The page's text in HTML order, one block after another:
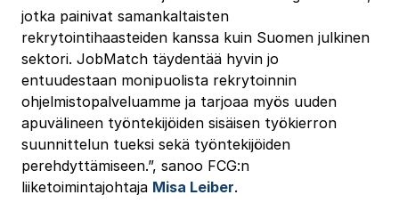
jotka painivat samankaltaisten
rekrytointihaasteiden kanssa kuin Suomen julkinen
sektori. JobMatch täydentää hyvin jo
entuudestaan monipuolista rekrytoinnin
ohjelmistopalveluamme ja tarjoaa myös uuden
apuvälineen työntekijöiden sisäisen työkierron
suunnittelun tueksi sekä työntekijöiden
perehdyttämiseen.”, sanoo FCG:n
liiketoimintajohtaja Misa Leiber.